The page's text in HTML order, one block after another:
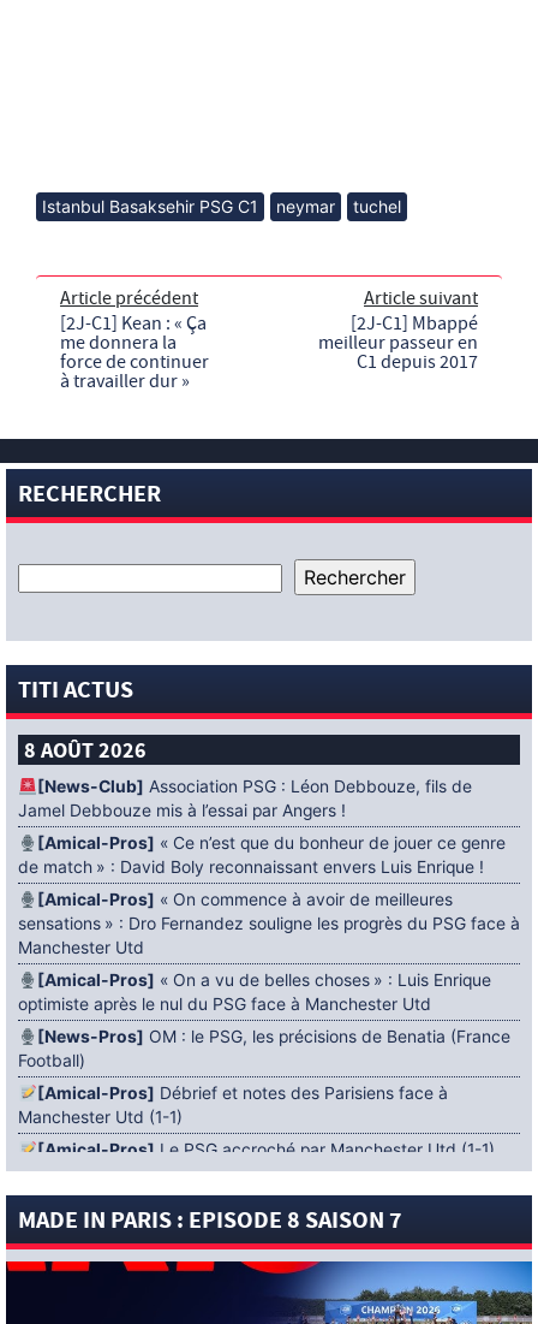
Istanbul Basaksehir PSG C1 neymar tuchel
Article précédent
[2J-C1] Kean : « Ça
me donnera la
force de continuer
à travailler dur »
Article suivant
[2J-C1] Mbappé
meilleur passeur en
C1 depuis 2017
RECHERCHER
TITI ACTUS
8 AOÛT 2026
[News-Club] Association PSG : Léon Debbouze, fils de
Jamel Debbouze mis à l’essai par Angers !
[Amical-Pros] « Ce n’est que du bonheur de jouer ce genre
de match » : David Boly reconnaissant envers Luis Enrique !
[Amical-Pros] « On commence à avoir de meilleures
sensations » : Dro Fernandez souligne les progrès du PSG face à
Manchester Utd
[Amical-Pros] « On a vu de belles choses » : Luis Enrique
optimiste après le nul du PSG face à Manchester Utd
[News-Pros] OM : le PSG, les précisions de Benatia (France
Football)
[Amical-Pros] Débrief et notes des Parisiens face à
Manchester Utd (1-1)
[Amical-Pros] Le PSG accroché par Manchester Utd (1-1)
5 AOÛT 2026
[News-Pros]Le Barça aurait fixé une deadline au PSG dans
le dossier Ferran Torres (Diario Sport)
MADE IN PARIS : EPISODE 8 SAISON 7